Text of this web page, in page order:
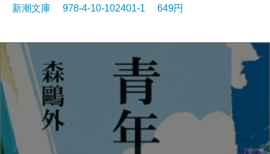
新潮文庫 978-4-10-102401-1 649円